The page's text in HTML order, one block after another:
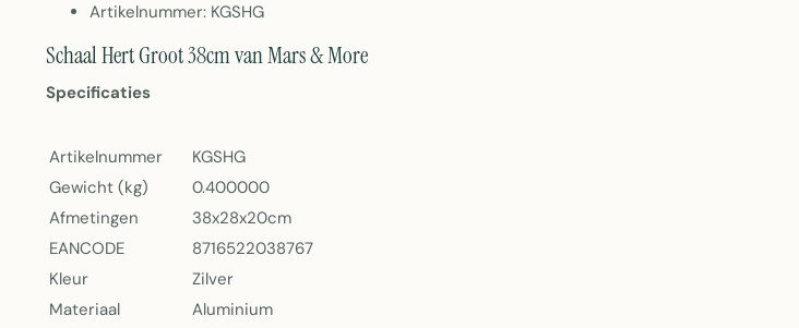
Artikelnummer: KGSHG
Schaal Hert Groot 38cm van Mars & More
Specificaties
Artikelnummer
KGSHG
Gewicht (kg)
0.400000
Afmetingen
38x28x20cm
EANCODE
8716522038767
Kleur
Zilver
Materiaal
Aluminium